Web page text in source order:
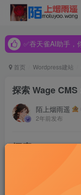
✅吞天雀AI助手，你的免
✅吞天雀AI助手，你的免
首页 Wordpress建站
探索 Wage
陌上烟雨遥
2年前发布
探索 Wage
在互联网内容创作
管理系统（CMS）